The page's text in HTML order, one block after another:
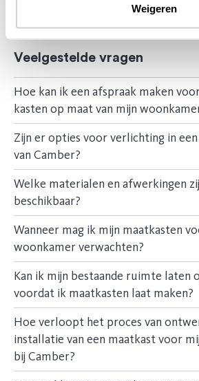
Weigeren
Veelgestelde vragen
Hoe kan ik een afspraak maken
kasten op maat van mijn
Zijn er opties voor verlichting in
van Camber?
Welke materialen en afwerkingen
beschikbaar?
Wanneer mag ik mijn maatkasten
woonkamer verwachten?
Kan ik mijn bestaande ruimte laten
voordat ik maatkasten laat maken?
Hoe verloopt het proces van
installatie van een maatkast voor
bij Camber?